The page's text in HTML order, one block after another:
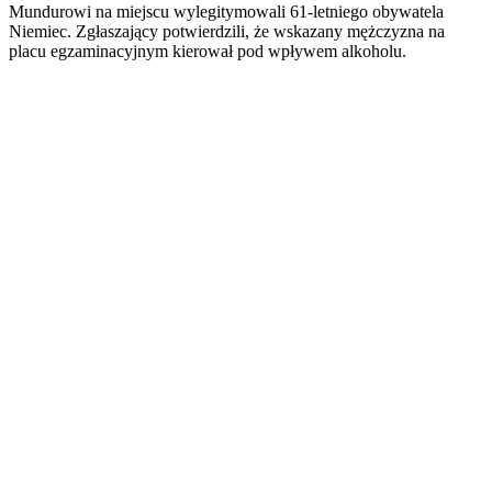
Mundurowi na miejscu wylegitymowali 61-letniego obywatela
Niemiec. Zgłaszający potwierdzili, że wskazany mężczyzna na
placu egzaminacyjnym kierował pod wpływem alkoholu.